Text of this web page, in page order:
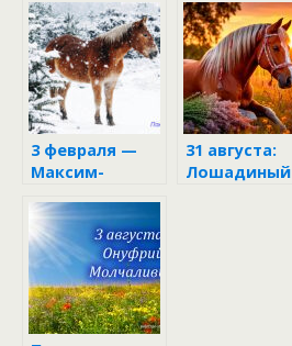
3 февраля —
Максим-
31 августа:
Лошадиный